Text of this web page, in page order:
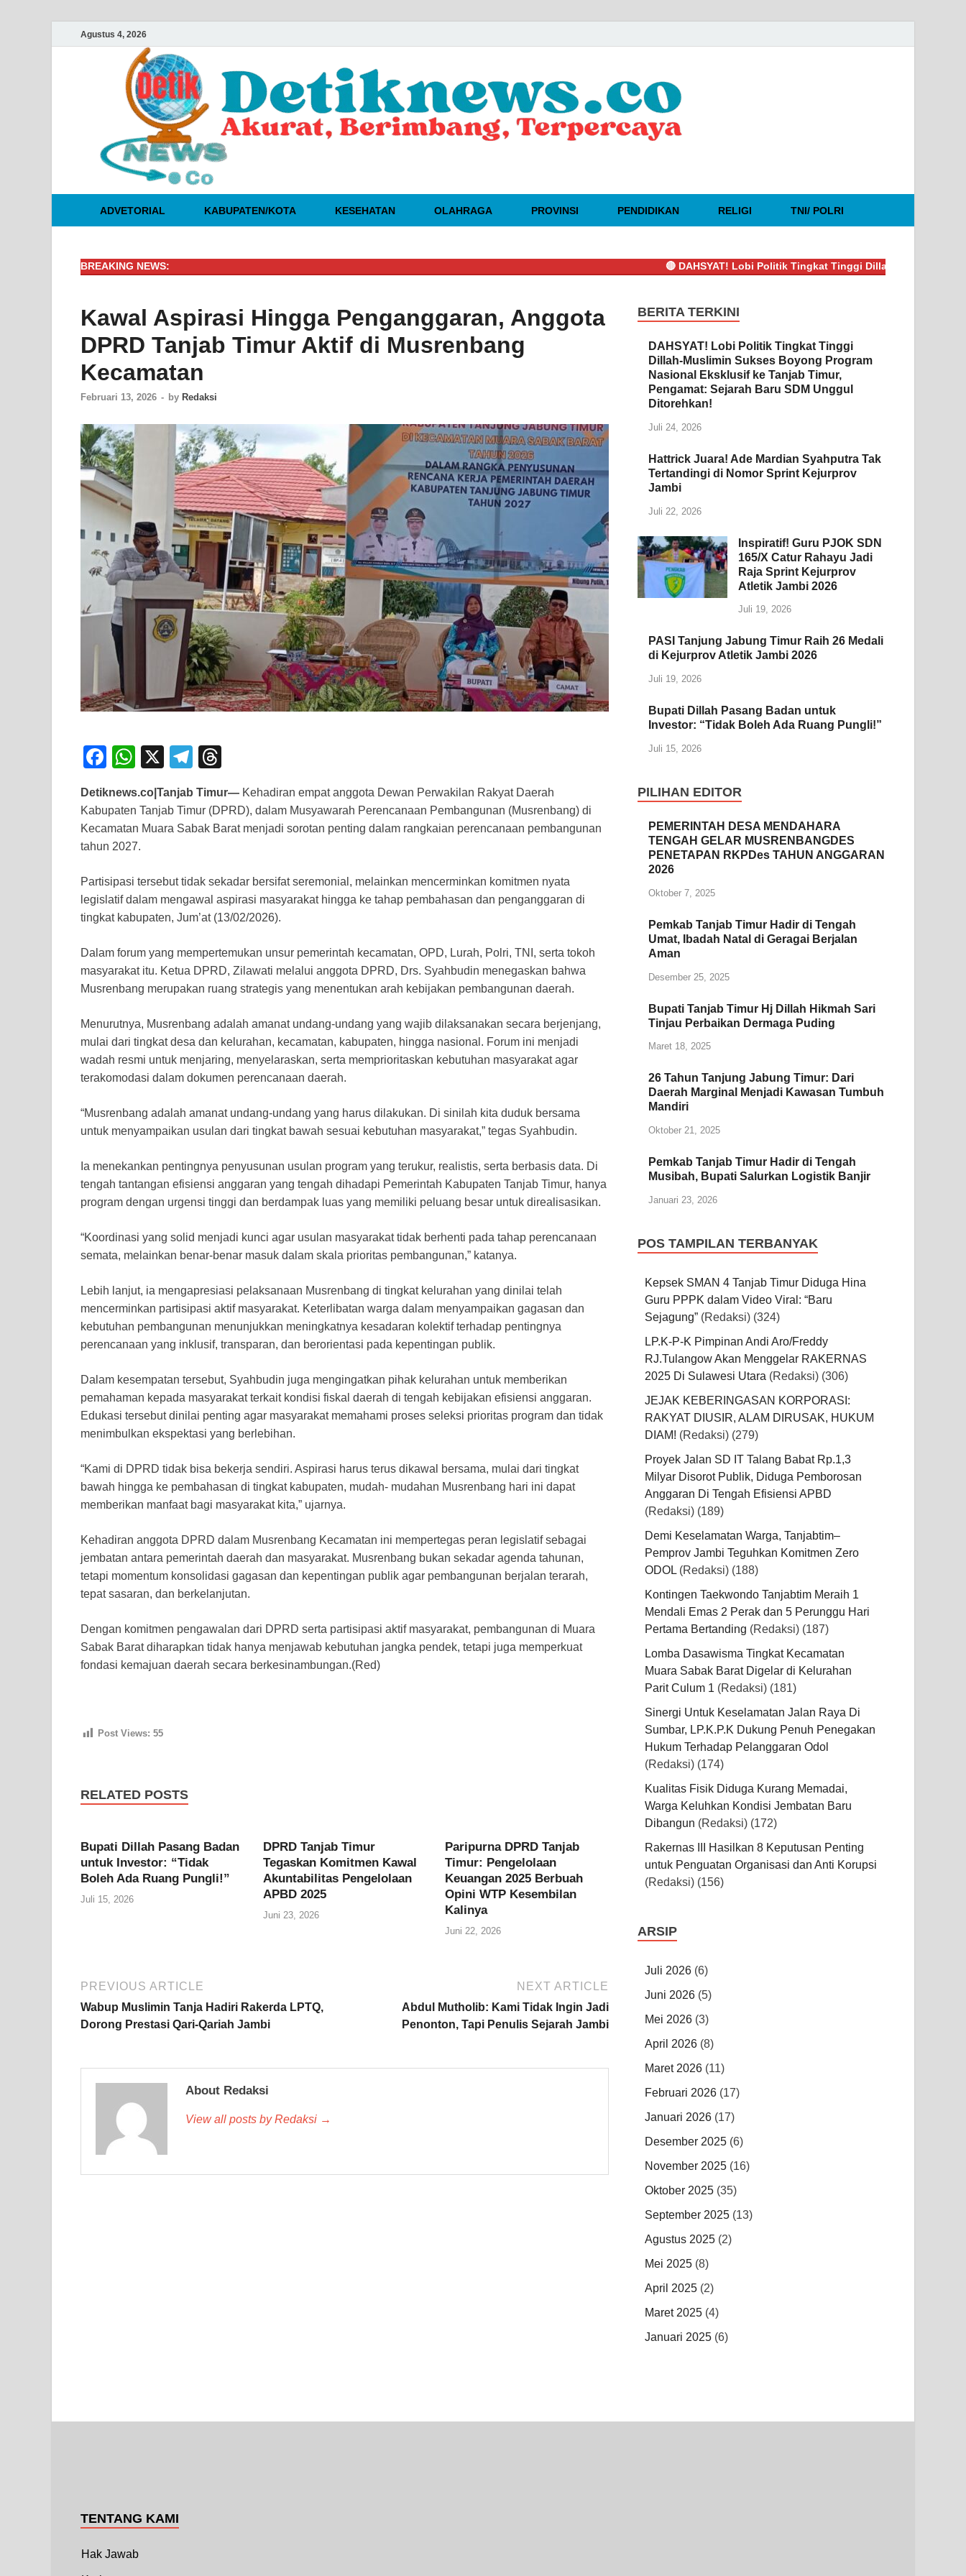
Agustus 4, 2026
ADVETORIAL KABUPATEN/KOTA KESEHATAN OLAHRAGA PROVINSI PENDIDIKAN RELIGI TNI/ POLRI
BREAKING NEWS: DAHSYAT! Lobi Politik Tingkat Tinggi Dillah-Muslimin Sukses
Kawal Aspirasi Hingga Penganggaran, Anggota
DPRD Tanjab Timur Aktif di Musrenbang
Kecamatan
Februari 13, 2026 - by Redaksi
F
c
e
b
o
o
k
W
at
s
A
p
p
X
T
e
gr
m
e
a
s
Detiknews.co|Tanjab Timur— Kehadiran empat anggota Dewan Perwakilan Rakyat Daerah
Kabupaten Tanjab Timur (DPRD), dalam Musyawarah Perencanaan Pembangunan (Musrenbang) di
Kecamatan Muara Sabak Barat menjadi sorotan penting dalam rangkaian perencanaan pembangunan
tahun 2027.
Partisipasi tersebut tidak sekadar bersifat seremonial, melainkan mencerminkan komitmen nyata
legislatif dalam mengawal aspirasi masyarakat hingga ke tahap pembahasan dan penganggaran di
tingkat kabupaten, Jum’at (13/02/2026).
Dalam forum yang mempertemukan unsur pemerintah kecamatan, OPD, Lurah, Polri, TNI, serta tokoh
masyarakat itu. Ketua DPRD, Zilawati melalui anggota DPRD, Drs. Syahbudin menegaskan bahwa
Musrenbang merupakan ruang strategis yang menentukan arah kebijakan pembangunan daerah.
Menurutnya, Musrenbang adalah amanat undang-undang yang wajib dilaksanakan secara berjenjang,
mulai dari tingkat desa dan kelurahan, kecamatan, kabupaten, hingga nasional. Forum ini menjadi
wadah resmi untuk menjaring, menyelaraskan, serta memprioritaskan kebutuhan masyarakat agar
terakomodasi dalam dokumen perencanaan daerah.
“Musrenbang adalah amanat undang-undang yang harus dilakukan. Di sinilah kita duduk bersama
untuk menyampaikan usulan dari tingkat bawah sesuai kebutuhan masyarakat,” tegas Syahbudin.
Ia menekankan pentingnya penyusunan usulan program yang terukur, realistis, serta berbasis data. Di
tengah tantangan efisiensi anggaran yang tengah dihadapi Pemerintah Kabupaten Tanjab Timur, hanya
program dengan urgensi tinggi dan berdampak luas yang memiliki peluang besar untuk direalisasikan.
“Koordinasi yang solid menjadi kunci agar usulan masyarakat tidak berhenti pada tahap perencanaan
semata, melainkan benar-benar masuk dalam skala prioritas pembangunan,” katanya.
Lebih lanjut, ia mengapresiasi pelaksanaan Musrenbang di tingkat kelurahan yang dinilai telah
mencerminkan partisipasi aktif masyarakat. Keterlibatan warga dalam menyampaikan gagasan dan
kebutuhan pembangunan menunjukkan meningkatnya kesadaran kolektif terhadap pentingnya
perencanaan yang inklusif, transparan, dan berorientasi pada kepentingan publik.
Dalam kesempatan tersebut, Syahbudin juga mengingatkan pihak kelurahan untuk memberikan
pemahaman kepada masyarakat terkait kondisi fiskal daerah di tengah kebijakan efisiensi anggaran.
Edukasi tersebut dinilai penting agar masyarakat memahami proses seleksi prioritas program dan tidak
menimbulkan ekspektasi yang berlebihan.
“Kami di DPRD tidak bisa bekerja sendiri. Aspirasi harus terus dikawal bersama, mulai dari tingkat
bawah hingga ke pembahasan di tingkat kabupaten, mudah- mudahan Musrenbang hari ini dapat
memberikan manfaat bagi masyarakat kita,” ujarnya.
Kehadiran anggota DPRD dalam Musrenbang Kecamatan ini mempertegas peran legislatif sebagai
jembatan antara pemerintah daerah dan masyarakat. Musrenbang bukan sekadar agenda tahunan,
tetapi momentum konsolidasi gagasan dan kepentingan publik agar pembangunan berjalan terarah,
tepat sasaran, dan berkelanjutan.
Dengan komitmen pengawalan dari DPRD serta partisipasi aktif masyarakat, pembangunan di Muara
Sabak Barat diharapkan tidak hanya menjawab kebutuhan jangka pendek, tetapi juga memperkuat
fondasi kemajuan daerah secara berkesinambungan.(Red)
Post Views: 55
RELATED POSTS
Bupati Dillah Pasang Badan
untuk Investor: “Tidak
Boleh Ada Ruang Pungli!”
Juli 15, 2026
DPRD Tanjab Timur
Tegaskan Komitmen Kawal
Akuntabilitas Pengelolaan
APBD 2025
Juni 23, 2026
Paripurna DPRD Tanjab
Timur: Pengelolaan
Keuangan 2025 Berbuah
Opini WTP Kesembilan
Kalinya
Juni 22, 2026
PREVIOUS ARTICLE
Wabup Muslimin Tanja Hadiri Rakerda LPTQ,
Dorong Prestasi Qari-Qariah Jambi
NEXT ARTICLE
Abdul Mutholib: Kami Tidak Ingin Jadi
Penonton, Tapi Penulis Sejarah Jambi
About Redaksi
View all posts by Redaksi →
BERITA TERKINI
DAHSYAT! Lobi Politik Tingkat Tinggi
Dillah-Muslimin Sukses Boyong Program
Nasional Eksklusif ke Tanjab Timur,
Pengamat: Sejarah Baru SDM Unggul
Ditorehkan!
Juli 24, 2026
Hattrick Juara! Ade Mardian Syahputra Tak
Tertandingi di Nomor Sprint Kejurprov
Jambi
Juli 22, 2026
Inspiratif! Guru PJOK SDN
165/X Catur Rahayu Jadi
Raja Sprint Kejurprov
Atletik Jambi 2026
Juli 19, 2026
PASI Tanjung Jabung Timur Raih 26 Medali
di Kejurprov Atletik Jambi 2026
Juli 19, 2026
Bupati Dillah Pasang Badan untuk
Investor: “Tidak Boleh Ada Ruang Pungli!”
Juli 15, 2026
PILIHAN EDITOR
PEMERINTAH DESA MENDAHARA
TENGAH GELAR MUSRENBANGDES
PENETAPAN RKPDes TAHUN ANGGARAN
2026
Oktober 7, 2025
Pemkab Tanjab Timur Hadir di Tengah
Umat, Ibadah Natal di Geragai Berjalan
Aman
Desember 25, 2025
Bupati Tanjab Timur Hj Dillah Hikmah Sari
Tinjau Perbaikan Dermaga Puding
Maret 18, 2025
26 Tahun Tanjung Jabung Timur: Dari
Daerah Marginal Menjadi Kawasan Tumbuh
Mandiri
Oktober 21, 2025
Pemkab Tanjab Timur Hadir di Tengah
Musibah, Bupati Salurkan Logistik Banjir
Januari 23, 2026
POS TAMPILAN TERBANYAK
Kepsek SMAN 4 Tanjab Timur Diduga Hina
Guru PPPK dalam Video Viral: “Baru
Sejagung” (Redaksi) (324)
LP.K-P-K Pimpinan Andi Aro/Freddy
RJ.Tulangow Akan Menggelar RAKERNAS
2025 Di Sulawesi Utara (Redaksi) (306)
JEJAK KEBERINGASAN KORPORASI:
RAKYAT DIUSIR, ALAM DIRUSAK, HUKUM
DIAM! (Redaksi) (279)
Proyek Jalan SD IT Talang Babat Rp.1,3
Milyar Disorot Publik, Diduga Pemborosan
Anggaran Di Tengah Efisiensi APBD
(Redaksi) (189)
Demi Keselamatan Warga, Tanjabtim–
Pemprov Jambi Teguhkan Komitmen Zero
ODOL (Redaksi) (188)
Kontingen Taekwondo Tanjabtim Meraih 1
Mendali Emas 2 Perak dan 5 Perunggu Hari
Pertama Bertanding (Redaksi) (187)
Lomba Dasawisma Tingkat Kecamatan
Muara Sabak Barat Digelar di Kelurahan
Parit Culum 1 (Redaksi) (181)
Sinergi Untuk Keselamatan Jalan Raya Di
Sumbar, LP.K.P.K Dukung Penuh Penegakan
Hukum Terhadap Pelanggaran Odol
(Redaksi) (174)
Kualitas Fisik Diduga Kurang Memadai,
Warga Keluhkan Kondisi Jembatan Baru
Dibangun (Redaksi) (172)
Rakernas III Hasilkan 8 Keputusan Penting
untuk Penguatan Organisasi dan Anti Korupsi
(Redaksi) (156)
ARSIP
Juli 2026 (6)
Juni 2026 (5)
Mei 2026 (3)
April 2026 (8)
Maret 2026 (11)
Februari 2026 (17)
Januari 2026 (17)
Desember 2025 (6)
November 2025 (16)
Oktober 2025 (35)
September 2025 (13)
Agustus 2025 (2)
Mei 2025 (8)
April 2025 (2)
Maret 2025 (4)
Januari 2025 (6)
TENTANG KAMI
Hak Jawab